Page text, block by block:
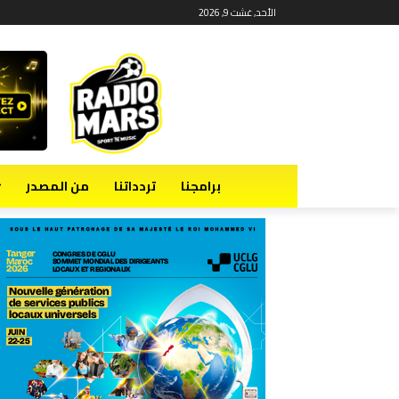
الأحد, غشت 9, 2026
برامجنا تردداتنا من المصدر